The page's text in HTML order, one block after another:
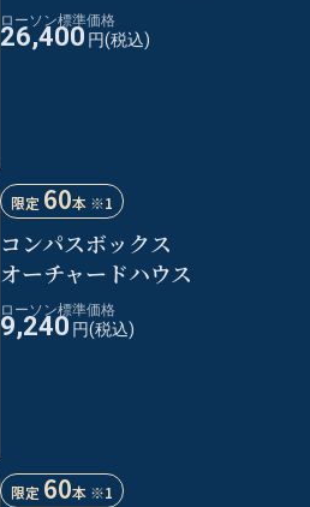
ローソン標準価格
26,400 円(税込)
限定 60本 ※1
コンパスボックス
オーチャードハウス
ローソン標準価格
9,240円(税込)
限定 60本 ※1